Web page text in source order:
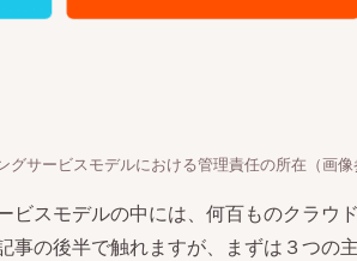
グサービスモデルにおける管理責任の所在（画像
ビスモデルの中には、何百ものクラウ
事の後半で触れますが、まずは３つの